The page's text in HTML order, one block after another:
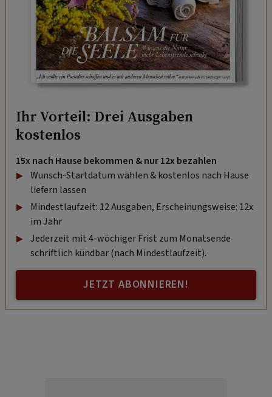
Ihr Vorteil: Drei Ausgaben
kostenlos
15x nach Hause bekommen & nur 12x bezahlen
Wunsch-Startdatum wählen & kostenlos nach Hause
liefern lassen
Mindestlaufzeit: 12 Ausgaben, Erscheinungsweise: 12x
im Jahr
Jederzeit mit 4-wöchiger Frist zum Monatsende
schriftlich kündbar (nach Mindestlaufzeit).
JETZT ABONNIEREN!